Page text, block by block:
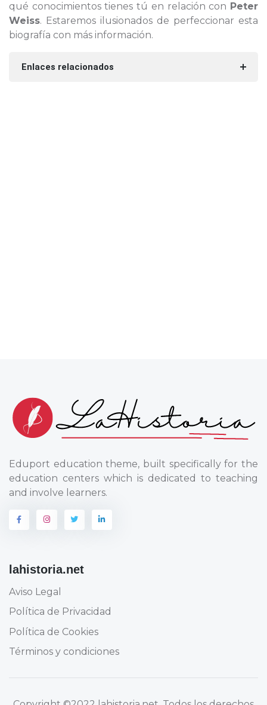
qué conocimientos tienes tú en relación con Peter
Weiss. Estaremos ilusionados de perfeccionar esta
biografía con más información.
Enlaces relacionados
Eduport education theme, built specifically for the
education centers which is dedicated to teaching
and involve learners.
lahistoria.net
Aviso Legal
Política de Privacidad
Política de Cookies
Términos y condiciones